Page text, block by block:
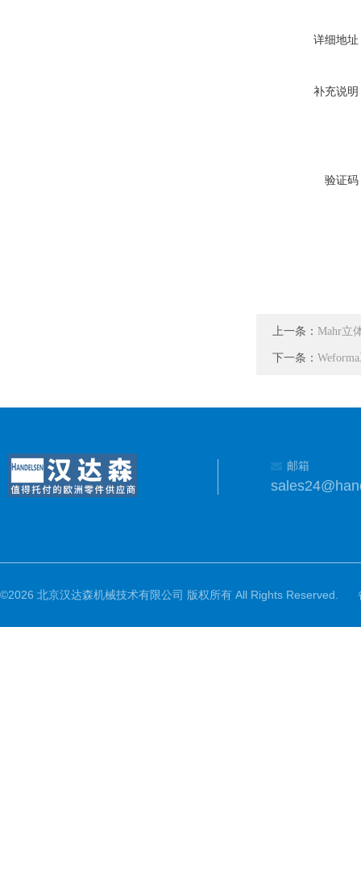
详细地址
补充说明
验证码
上一条： Mahr立
下一条：
邮箱
©2026 北京汉达森机械技术有限公司 版权所有 All Rights Reserved.